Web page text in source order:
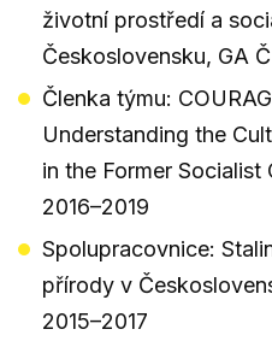
životní prostředí a
Československu, GA
Členka týmu:
Understanding the
in the Former
2016–2019
Spolupracovnice:
přírody v
2015–2017